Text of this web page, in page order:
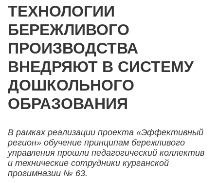
ТЕХНОЛОГИИ
БЕРЕЖЛИВОГО
ПРОИЗВОДСТВА
ВНЕДРЯЮТ В СИСТЕМУ
ДОШКОЛЬНОГО
ОБРАЗОВАНИЯ
В рамках реализации проекта «Эффективный
регион» обучение принципам бережливого
управления прошли педагогический коллектив
и технические сотрудники курганской
прогимназии № 63.